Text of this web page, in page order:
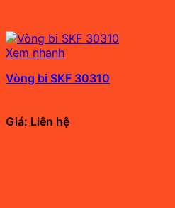
Xem nhanh
Vòng bi SKF 30310
Giá: Liên hệ